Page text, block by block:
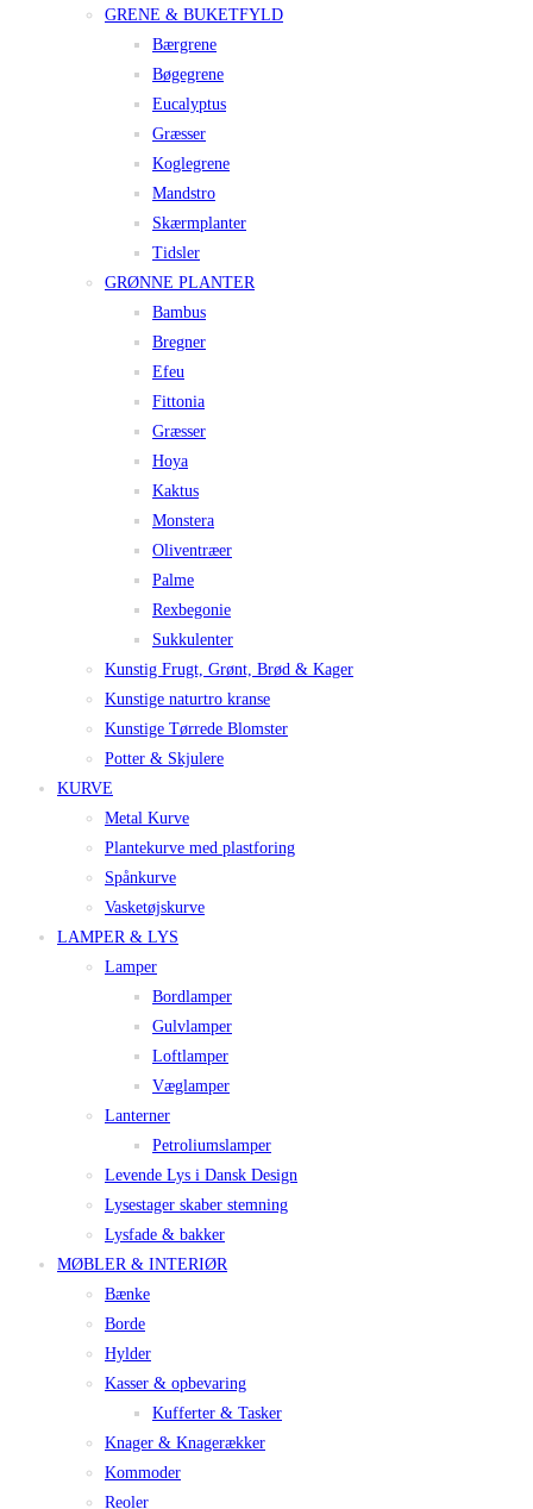
GRENE & BUKETFYLD
Bærgrene
Bøgegrene
Eucalyptus
Græsser
Koglegrene
Mandstro
Skærmplanter
Tidsler
GRØNNE PLANTER
Bambus
Bregner
Efeu
Fittonia
Græsser
Hoya
Kaktus
Monstera
Oliventræer
Palme
Rexbegonie
Sukkulenter
Kunstig Frugt, Grønt, Brød & Kager
Kunstige naturtro kranse
Kunstige Tørrede Blomster
Potter & Skjulere
KURVE
Metal Kurve
Plantekurve med plastforing
Spånkurve
Vasketøjskurve
LAMPER & LYS
Lamper
Bordlamper
Gulvlamper
Loftlamper
Væglamper
Lanterner
Petroliumslamper
Levende Lys i Dansk Design
Lysestager skaber stemning
Lysfade & bakker
MØBLER & INTERIØR
Bænke
Borde
Hylder
Kasser & opbevaring
Kufferter & Tasker
Knager & Knagerækker
Kommoder
Reoler